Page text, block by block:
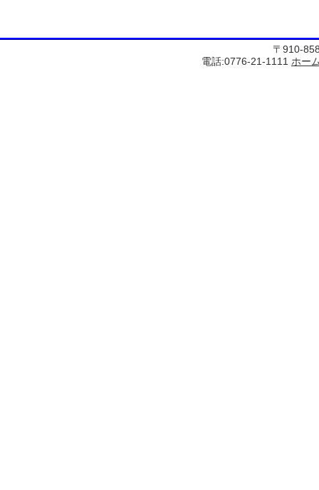
〒910-
電話:0776-21-1111 ホー